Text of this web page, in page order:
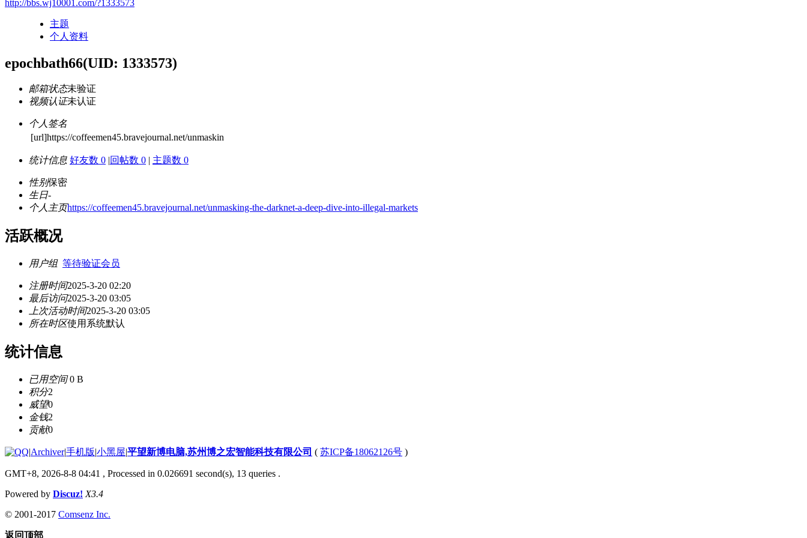
http://bbs.wj10001.com/?1333573
主题
个人资料
epochbath66(UID: 1333573)
邮箱状态未验证
视频认证未认证
个人签名
[url]https://coffeemen45.bravejournal.net/unmaskin
统计信息 好友数 0 |回帖数 0 | 主题数 0
性别保密
生日-
个人主页https://coffeemen45.bravejournal.net/unmasking-the-darknet-a-deep-dive-into-illegal-markets
活跃概况
用户组 等待验证会员
注册时间2025-3-20 02:20
最后访问2025-3-20 03:05
上次活动时间2025-3-20 03:05
所在时区使用系统默认
统计信息
已用空间0 B
积分2
威望0
金钱2
贡献0
|Archiver|手机版|小黑屋|平望新博电脑,苏州博之宏智能科技有限公司 ( 苏ICP备18062126号 )
GMT+8, 2026-8-8 04:41 , Processed in 0.026691 second(s), 13 queries .
Powered by Discuz! X3.4
© 2001-2017 Comsenz Inc.
返回顶部